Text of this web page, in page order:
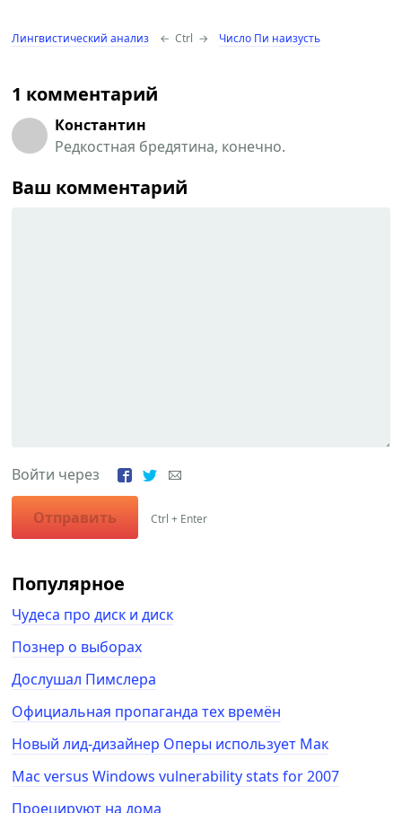
Лингвистический анализ ← Ctrl → Число Пи наизусть
1 комментарий
Константин
Редкостная бредятина, конечно.
Ваш комментарий
Войти через
Отправить Ctrl + Enter
Популярное
Чудеса про диск и диск
Познер о выборах
Дослушал Пимслера
Официальная пропаганда тех времён
Новый лид-дизайнер Оперы использует Мак
Mac versus Windows vulnerability stats for 2007
Проецируют на дома